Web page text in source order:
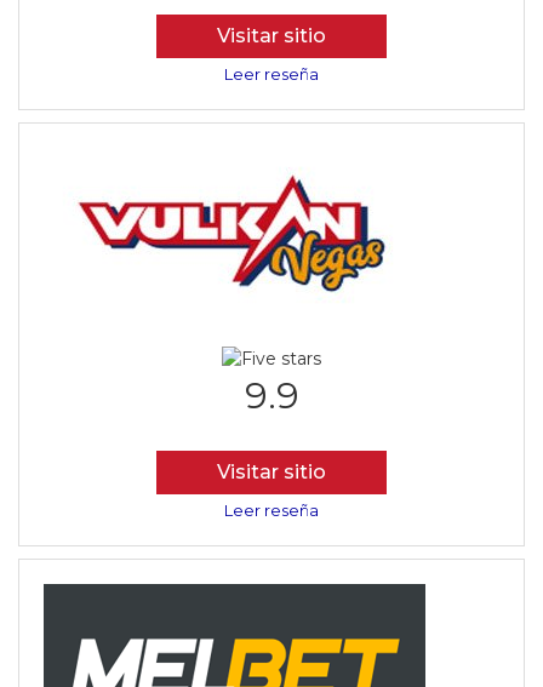
Visitar sitio
Leer reseña
9.9
Visitar sitio
Leer reseña